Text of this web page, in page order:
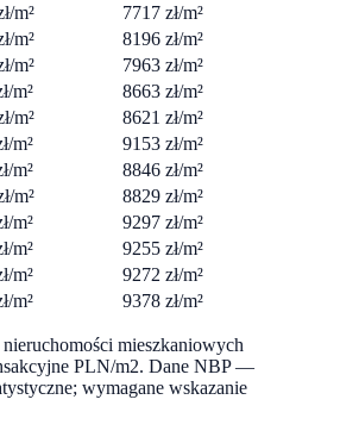
m²
7717 zł/m²
m²
8196 zł/m²
m²
7963 zł/m²
m²
8663 zł/m²
m²
8621 zł/m²
m²
9153 zł/m²
m²
8846 zł/m²
m²
8829 zł/m²
m²
9297 zł/m²
m²
9255 zł/m²
m²
9272 zł/m²
m² 9378 zł/m²
mieszkaniowych
PLN/m2. Dane NBP —
wymagane wskazanie